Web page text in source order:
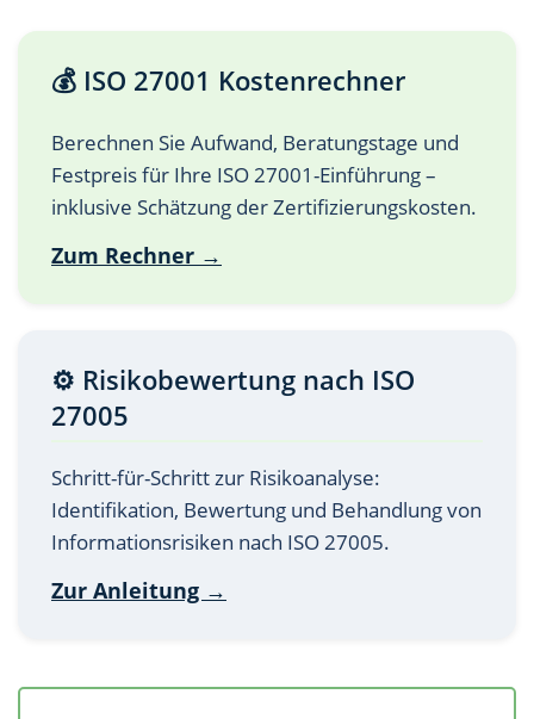
💰 ISO 27001 Kostenrechner
Berechnen Sie Aufwand, Beratungstage und
Festpreis für Ihre ISO 27001-Einführung –
inklusive Schätzung der Zertifizierungskosten.
Zum Rechner →
⚙️ Risikobewertung nach ISO
27005
Schritt-für-Schritt zur Risikoanalyse:
Identifikation, Bewertung und Behandlung von
Informationsrisiken nach ISO 27005.
Zur Anleitung →